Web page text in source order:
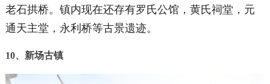
老石拱桥。镇内现在还存有罗氏公馆，黄氏祠堂，元
通天主堂，永利桥等古景遗迹。
10、新场古镇